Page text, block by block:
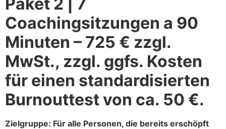
Coachingsitzungen a 90
Minuten – 725 € zzgl.
MwSt., zzgl. ggfs. Kosten
für einen standardisierten
Burnouttest von ca. 50 €.
Zielgruppe: Für alle Personen, die bereits erschöpft